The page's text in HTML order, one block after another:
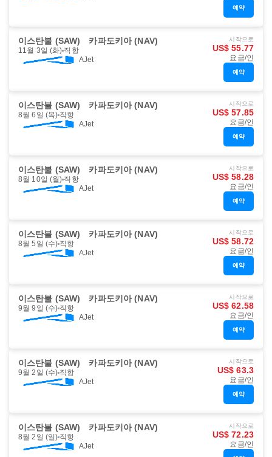
예약
이스탄불 (SAW) 카파도키아 (NAV)
11월 3일 (화) 직항
AJet
시작으로
US$ 55.77
요금/인
예약
이스탄불 (SAW) 카파도키아 (NAV)
8월 6일 (목) 직항
AJet
시작으로
US$ 57.85
요금/인
예약
이스탄불 (SAW) 카파도키아 (NAV)
8월 10일 (월) 직항
AJet
시작으로
US$ 58.28
요금/인
예약
이스탄불 (SAW) 카파도키아 (NAV)
8월 5일 (수) 직항
AJet
시작으로
US$ 58.72
요금/인
예약
이스탄불 (SAW) 카파도키아 (NAV)
9월 9일 (수) 직항
AJet
시작으로
US$ 62.58
요금/인
예약
이스탄불 (SAW) 카파도키아 (NAV)
9월 2일 (수) 직항
AJet
시작으로
US$ 63.3
요금/인
예약
이스탄불 (SAW) 카파도키아 (NAV)
8월 2일 (일) 직항
AJet
시작으로
US$ 72.23
요금/인